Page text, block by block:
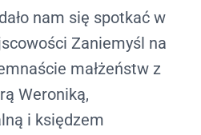
nam się spotkać w
Zaniemyśl na
małżeństw z
Weroniką,
i księdzem